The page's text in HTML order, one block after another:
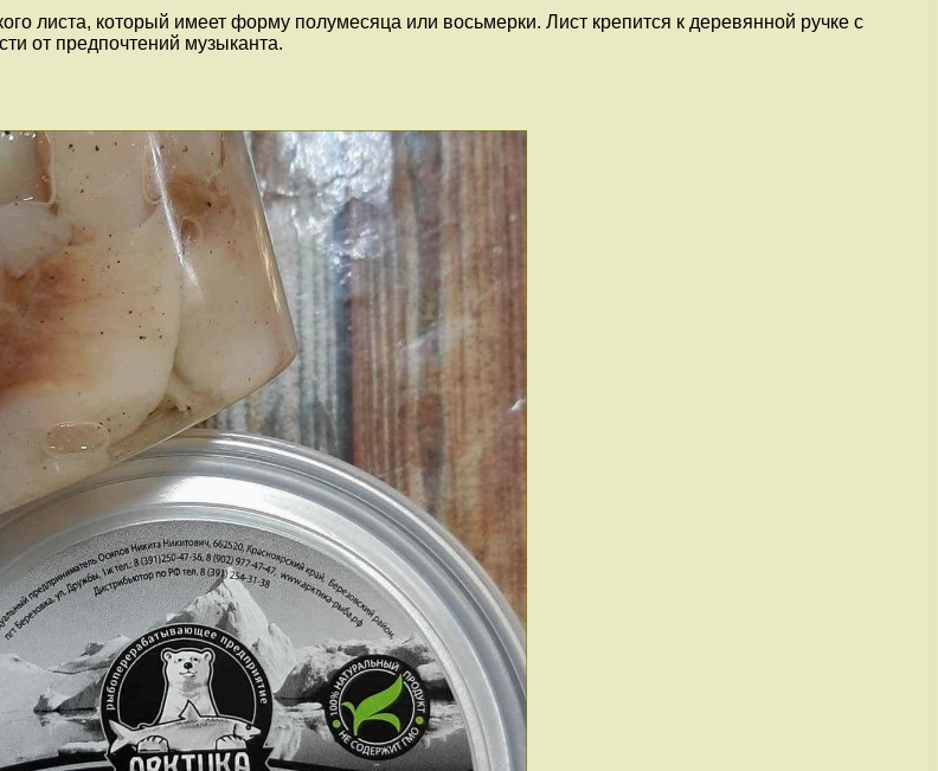
листа, который имеет форму полумесяца или восьмерки. Лист крепится к деревянной ручке с
от предпочтений музыканта.